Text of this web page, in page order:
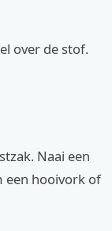
over de stof.
Naai een
een hooivork of